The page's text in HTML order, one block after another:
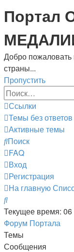
Портал
Добро
страны...
Пропустить
Ссылки
Темы без ответов
Активные темы
Поиск
FAQ
Вход
Регистрация
На главную
Поиск
Текущее время: 06
Форум Портала
Темы
Сообщения